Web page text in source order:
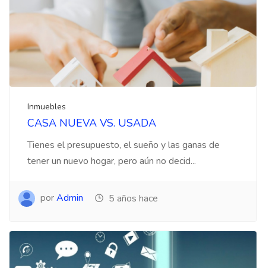
Inmuebles
CASA NUEVA VS. USADA
Tienes el presupuesto, el sueño y las ganas de
tener un nuevo hogar, pero aún no decid...
porAdmin 5 años hace